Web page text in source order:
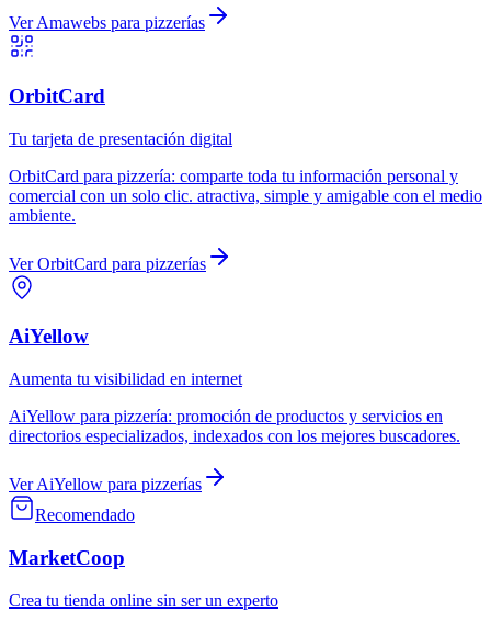
VerAmawebs para pizzerías
OrbitCard
Tu tarjeta de presentación digital
OrbitCard para pizzería: comparte toda tu información personal y
comercial con un solo clic. atractiva, simple y amigable con el medio
ambiente.
VerOrbitCard para pizzerías
AiYellow
Aumenta tu visibilidad en internet
AiYellow para pizzería: promoción de productos y servicios en
directorios especializados, indexados con los mejores buscadores.
VerAiYellow para pizzerías
Recomendado
MarketCoop
Crea tu tienda online sin ser un experto